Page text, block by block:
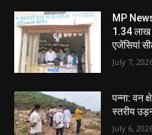
MP
1.34 लाख
एजेंसियां
July 7,
पन्ना: वन
स्तरीय
July 6,